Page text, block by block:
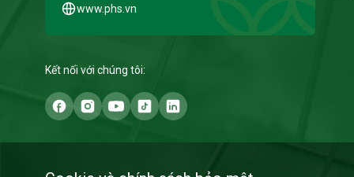
www.phs.vn
Kết nối với chúng tôi: